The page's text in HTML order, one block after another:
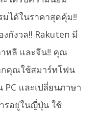
ได้ในราคาสุดคุ้ม!!
กังวล!! Rakuten มี
าหลี และจีน!! คุณ
กคุณใช้สมาร์ทโฟน
PC และเปลี่ยนภาษา
รอยู่ในญี่ปุ่น ใช้